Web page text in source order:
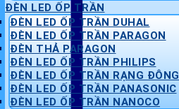
ĐÈN LED ỐP TRẦN
ĐÈN LED ỐP TRẦN DUHAL
ĐÈN LED ỐP TRẦN PARAGON
ĐÈN THẢ PARAGON
ĐÈN LED ỐP TRẦN PHILIPS
ĐÈN LED ỐP TRẦN RẠNG ĐÔNG
ĐÈN LED ỐP TRẦN PANASONIC
ĐÈN LED ỐP TRẦN NANOCO